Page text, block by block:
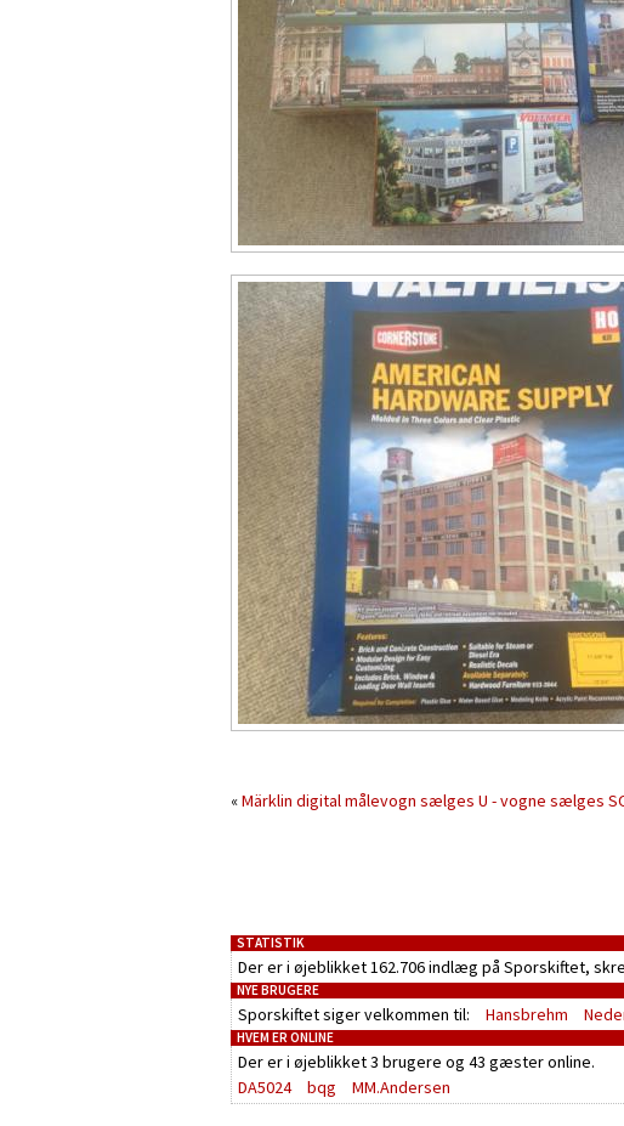
«Märklin digital målevogn sælges U - vogne sælges
STATISTIK
Der er i øjeblikket 162.706 indlæg på Sporskiftet,
NYE BRUGERE
Sporskiftet siger velkommen til: Hansbrehm
HVEM ER ONLINE
Der er i øjeblikket3 brugere og 43 gæsteronline.
DA5024
bqg MM.Andersen